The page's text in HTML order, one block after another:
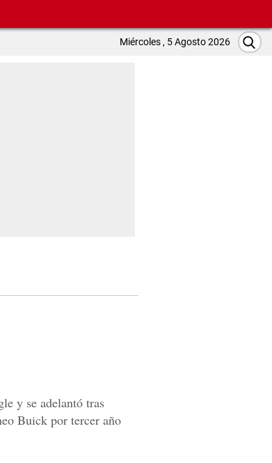
Miércoles , 5 Agosto 2026
y se adelantó tras
Buick por tercer año